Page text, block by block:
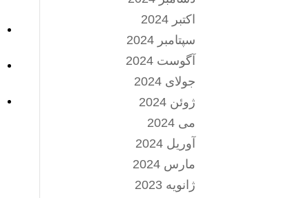
اکتبر 2024
سپتامبر 2024
آگوست 2024
جولای 2024
ژوئن 2024
می 2024
آوریل 2024
مارس 2024
ژانویه 2023